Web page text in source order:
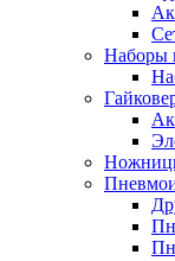
Наборы